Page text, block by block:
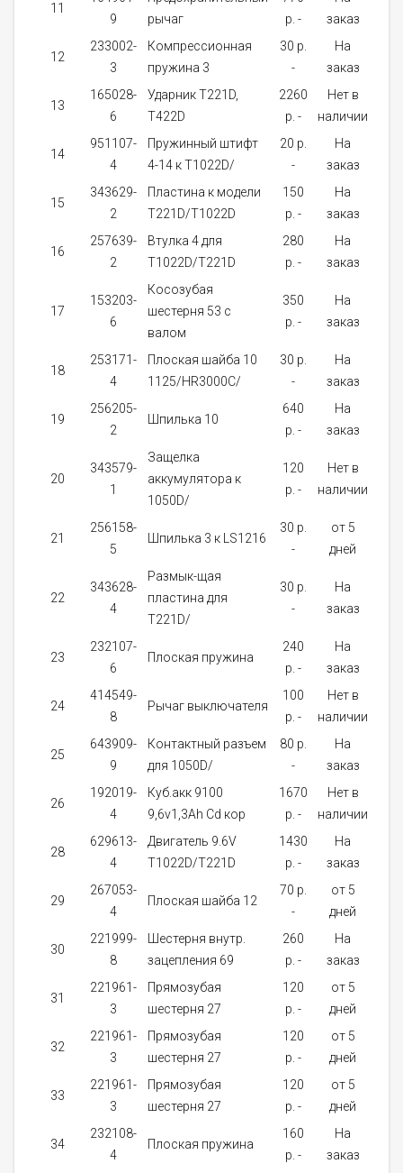
11
9
рычаг
p. -
заказ
12
233002-
3
Компрессионная
пружина 3
30 p.
-
На
заказ
13
165028-
6
Ударник T221D,
T422D
2260
p. -
Нет в
наличии
14
951107-
4
Пружинный штифт
4-14 к T1022D/
20 p.
-
На
заказ
15
343629-
2
Пластина к модели
T221D/T1022D
150
p. -
На
заказ
16
257639-
2
Bтулка 4 для
T1022D/T221D
280
p. -
На
заказ
17
153203-
6
Косозубая
шестерня 53 с
валом
350
p. -
На
заказ
18
253171-
4
Плоская шайба 10
1125/HR3000C/
30 p.
-
На
заказ
19
256205-
2
Шпилька 10
640
p. -
На
заказ
20
343579-
1
Защелка
аккумулятора к
1050D/
120
p. -
Нет в
наличии
21
256158-
5
Шпилька 3 к LS1216
30 p.
-
от 5
дней
22
343628-
4
Размык-щая
пластина для
T221D/
30 p.
-
На
заказ
23
232107-
6
Плоская пружина
240
p. -
На
заказ
24
414549-
8
Рычаг выключателя
100
p. -
Нет в
наличии
25
643909-
9
Контактный разъем
для 1050D/
80 p.
-
На
заказ
26
192019-
4
Куб.акк 9100
9,6v1,3Ah Cd кор
1670
p. -
Нет в
наличии
28
629613-
4
Двигатель 9.6V
T1022D/T221D
1430
p. -
На
заказ
29
267053-
4
Плоская шайба 12
70 p.
-
от 5
дней
30
221999-
8
Шестерня внутр.
зацепления 69
260
p. -
На
заказ
31
221961-
3
Прямозубая
шестерня 27
120
p. -
от 5
дней
32
221961-
3
Прямозубая
шестерня 27
120
p. -
от 5
дней
33
221961-
3
Прямозубая
шестерня 27
120
p. -
от 5
дней
34
232108-
4
Плоская пружина
160
p. -
На
заказ